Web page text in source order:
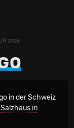
2026
in der Schweiz
in